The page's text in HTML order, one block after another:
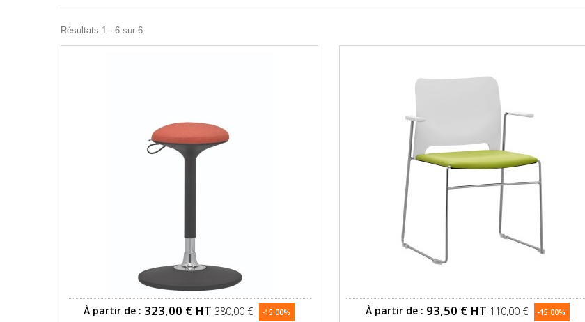
Résultats 1 - 6 sur 6.
À partir de : 323,00 € HT 380,00 € -15.00% À partir de : 93,50 € HT 110,00 € -15.00%